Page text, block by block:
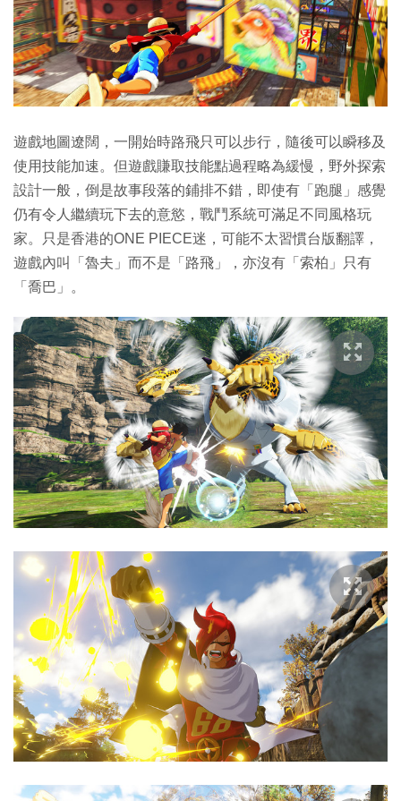
遊戲地圖遼闊，一開始時路飛只可以步行，隨後可以瞬移及
使用技能加速。但遊戲賺取技能點過程略為緩慢，野外探索
設計一般，倒是故事段落的鋪排不錯，即使有「跑腿」感覺
仍有令人繼續玩下去的意慾，戰鬥系統可滿足不同風格玩
家。只是香港的ONE PIECE迷，可能不太習慣台版翻譯，
遊戲內叫「魯夫」而不是「路飛」，亦沒有「索柏」只有
「喬巴」。